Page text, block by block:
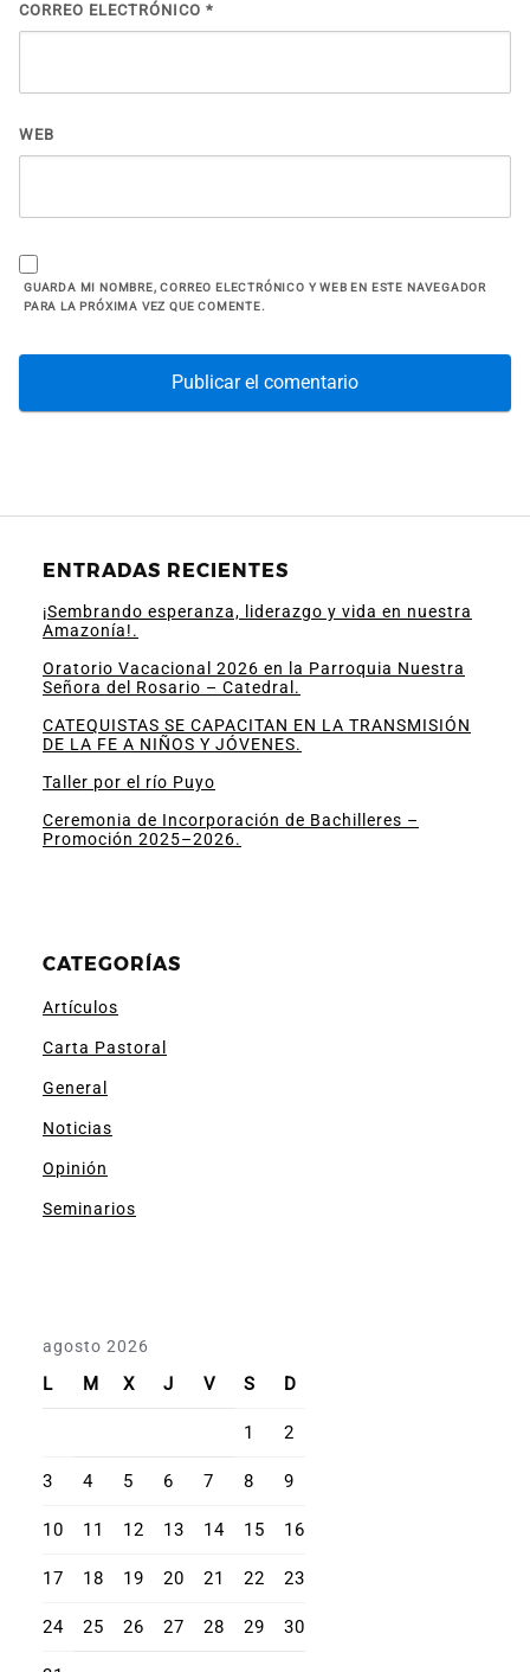
CORREO ELECTRÓNICO *
WEB
GUARDA MI NOMBRE, CORREO ELECTRÓNICO Y WEB EN ESTE NAVEGADOR
PARA LA PRÓXIMA VEZ QUE COMENTE.
ENTRADAS RECIENTES
¡Sembrando esperanza, liderazgo y vida en nuestra
Amazonía!.
Oratorio Vacacional 2026 en la Parroquia Nuestra
Señora del Rosario – Catedral.
CATEQUISTAS SE CAPACITAN EN LA TRANSMISIÓN
DE LA FE A NIÑOS Y JÓVENES.
Taller por el río Puyo
Ceremonia de Incorporación de Bachilleres –
Promoción 2025–2026.
CATEGORÍAS
Artículos
Carta Pastoral
General
Noticias
Opinión
Seminarios
agosto 2026
L M X J V S D
1 2
3 4 5 6 7 8 9
10 11 12 13 14 15 16
17 18 19 20 21 22 23
24 25 26 27 28 29 30